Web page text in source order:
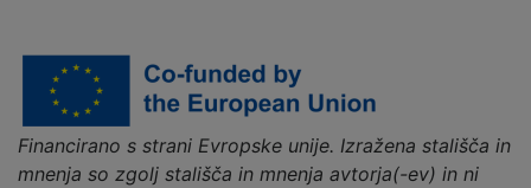
Financirano s strani Evropske unije. Izražena stališča in
mnenja so zgolj stališča in mnenja avtorja(-ev) in ni